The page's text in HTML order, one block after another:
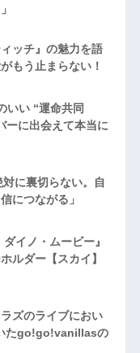
ッチ』の魅力を語
もう止まらない！
いい “運命共同
ーに出会えて本当に
に裏切らない。自
につながる」
イノ・ムービー』
ルダー【スカイ】
ズのライブにおい
たgo!go!vanillasの